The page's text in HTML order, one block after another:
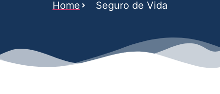
Home Seguro de Vida